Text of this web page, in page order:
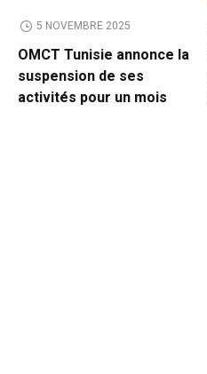
5 NOVEMBRE 2025
OMCT Tunisie annonce la
suspension de ses
activités pour un mois